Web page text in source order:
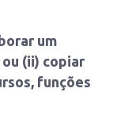
um
(ii) copiar
funções